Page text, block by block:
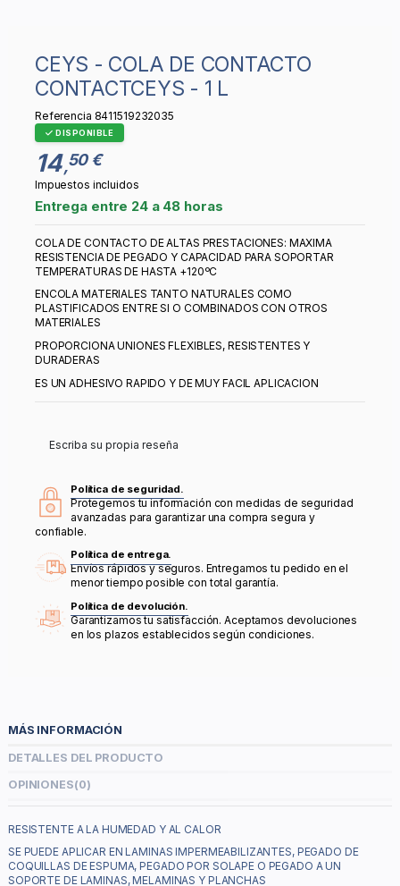
CEYS - COLA DE CONTACTO
CONTACTCEYS - 1 L
Referencia 8411519232035
DISPONIBLE
14 ,50 €
Impuestos incluidos
Entrega entre 24 a 48 horas
COLA DE CONTACTO DE ALTAS PRESTACIONES: MAXIMA
RESISTENCIA DE PEGADO Y CAPACIDAD PARA SOPORTAR
TEMPERATURAS DE HASTA +120ºC
ENCOLA MATERIALES TANTO NATURALES COMO
PLASTIFICADOS ENTRE SI O COMBINADOS CON OTROS
MATERIALES
PROPORCIONA UNIONES FLEXIBLES, RESISTENTES Y
DURADERAS
ES UN ADHESIVO RAPIDO Y DE MUY FACIL APLICACION
Escriba su propia reseña
Política de seguridad.
Protegemos tu información con medidas de seguridad
avanzadas para garantizar una compra segura y
confiable.
Política de entrega.
Envíos rápidos y seguros. Entregamos tu pedido en el
menor tiempo posible con total garantía.
Política de devolución.
Garantizamos tu satisfacción. Aceptamos devoluciones
en los plazos establecidos según condiciones.
MÁS INFORMACIÓN
DETALLES DEL PRODUCTO
OPINIONES(0)
RESISTENTE A LA HUMEDAD Y AL CALOR
SE PUEDE APLICAR EN LAMINAS IMPERMEABILIZANTES, PEGADO DE
COQUILLAS DE ESPUMA, PEGADO POR SOLAPE O PEGADO A UN
SOPORTE DE LAMINAS, MELAMINAS Y PLANCHAS